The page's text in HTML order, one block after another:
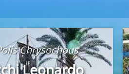
Chrysochous
Leonardo